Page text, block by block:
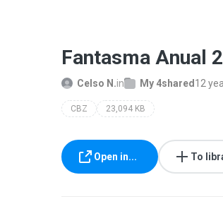
Fantasma Anual
Celso N.in My 4shared 12
CBZ 23,094 KB
Open in... To